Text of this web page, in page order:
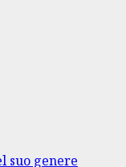
suo genere